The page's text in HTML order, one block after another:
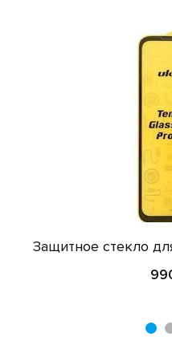
Защитное стекло